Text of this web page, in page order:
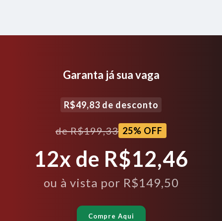
Garanta já sua vaga
R$49,83de desconto
deR$199,33 25% OFF
12x de R$12,46
ou à vista por R$149,50
Compre Aqui